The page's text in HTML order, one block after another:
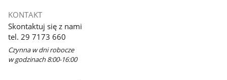
nowym
oknie
KONTAKT
Skontaktuj się z nami
tel. 29 7173 660
Czynna w dni robocze
w godzinach 8:00-16:00